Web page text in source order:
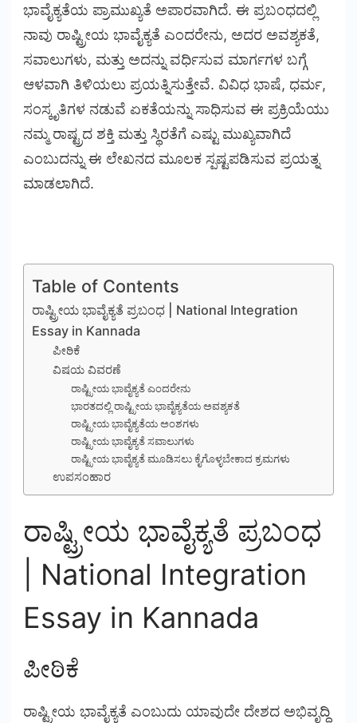
ಭಾವೈಕ್ಯತೆಯ ಪ್ರಾಮುಖ್ಯತೆ ಅಪಾರವಾಗಿದೆ. ಈ ಪ್ರಬಂಧದಲ್ಲಿ
ನಾವು ರಾಷ್ಟ್ರೀಯ ಭಾವೈಕ್ಯತೆ ಎಂದರೇನು, ಅದರ ಅವಶ್ಯಕತೆ,
ಸವಾಲುಗಳು, ಮತ್ತು ಅದನ್ನು ವರ್ಧಿಸುವ ಮಾರ್ಗಗಳ ಬಗ್ಗೆ
ಆಳವಾಗಿ ತಿಳಿಯಲು ಪ್ರಯತ್ನಿಸುತ್ತೇವೆ. ವಿವಿಧ ಭಾಷೆ, ಧರ್ಮ,
ಸಂಸ್ಕೃತಿಗಳ ನಡುವೆ ಏಕತೆಯನ್ನು ಸಾಧಿಸುವ ಈ ಪ್ರಕ್ರಿಯೆಯು
ನಮ್ಮ ರಾಷ್ಟ್ರದ ಶಕ್ತಿ ಮತ್ತು ಸ್ಥಿರತೆಗೆ ಎಷ್ಟು ಮುಖ್ಯವಾಗಿದೆ
ಎಂಬುದನ್ನು ಈ ಲೇಖನದ ಮೂಲಕ ಸ್ಪಷ್ಟಪಡಿಸುವ ಪ್ರಯತ್ನ
ಮಾಡಲಾಗಿದೆ.
Table of Contents
ರಾಷ್ಟ್ರೀಯ ಭಾವೈಕ್ಯತೆ ಪ್ರಬಂಧ | National Integration
Essay in Kannada
ಪೀಠಿಕೆ
ವಿಷಯ ವಿವರಣೆ
ರಾಷ್ಟ್ರೀಯ ಭಾವೈಕ್ಯತೆ ಎಂದರೇನು
ಭಾರತದಲ್ಲಿ ರಾಷ್ಟ್ರೀಯ ಭಾವೈಕ್ಯತೆಯ ಅವಶ್ಯಕತೆ
ರಾಷ್ಟ್ರೀಯ ಭಾವೈಕ್ಯತೆಯ ಅಂಶಗಳು
ರಾಷ್ಟ್ರೀಯ ಭಾವೈಕ್ಯತೆ ಸವಾಲುಗಳು
ರಾಷ್ಟ್ರೀಯ ಭಾವೈಕ್ಯತೆ ಮೂಡಿಸಲು ಕೈಗೊಳ್ಳಬೇಕಾದ ಕ್ರಮಗಳು
ಉಪಸಂಹಾರ
ರಾಷ್ಟ್ರೀಯ ಭಾವೈಕ್ಯತೆ ಪ್ರಬಂಧ
| National Integration
Essay in Kannada
ಪೀಠಿಕೆ
ರಾಷ್ಟ್ರೀಯ ಭಾವೈಕ್ಯತೆ ಎಂಬುದು ಯಾವುದೇ ದೇಶದ ಅಭಿವೃದ್ಧಿ